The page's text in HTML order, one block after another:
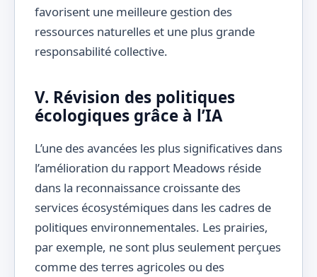
favorisent une meilleure gestion des
ressources naturelles et une plus grande
responsabilité collective.
V. Révision des politiques
écologiques grâce à l’IA
L’une des avancées les plus significatives dans
l’amélioration du rapport Meadows réside
dans la reconnaissance croissante des
services écosystémiques dans les cadres de
politiques environnementales. Les prairies,
par exemple, ne sont plus seulement perçues
comme des terres agricoles ou des